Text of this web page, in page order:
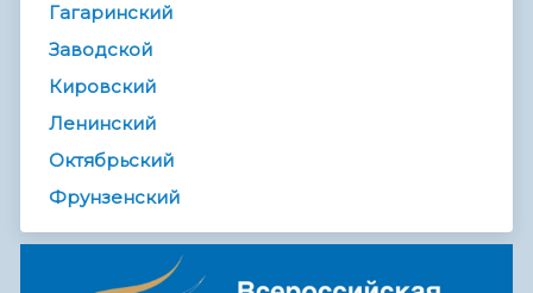
Гагаринский
Заводской
Кировский
Ленинский
Октябрьский
Фрунзенский